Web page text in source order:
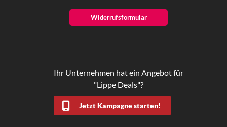
Widerrufsformular
Ihr Unternehmen hat ein Angebot für
"Lippe Deals"?
Jetzt Kampagne starten!